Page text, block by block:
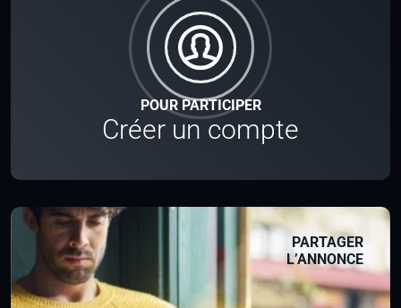
POUR PARTICIPER
Créer un compte
PARTAGER
L’ANNONCE